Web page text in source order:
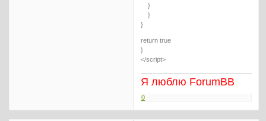
}
}
}
return true
}
</script>
Я люблю ForumBB
0